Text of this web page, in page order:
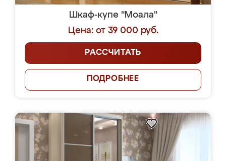
Шкаф-купе "Моала"
Цена: от 39 000 руб.
РАССЧИТАТЬ
ПОДРОБНЕЕ